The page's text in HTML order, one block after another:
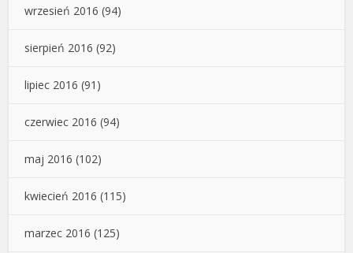
wrzesień 2016 (94)
sierpień 2016 (92)
lipiec 2016 (91)
czerwiec 2016 (94)
maj 2016 (102)
kwiecień 2016 (115)
marzec 2016 (125)